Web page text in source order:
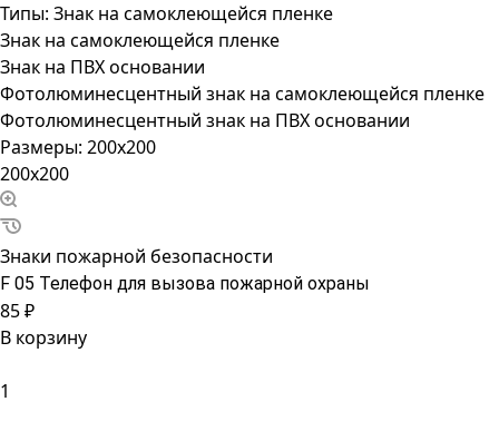
Типы: Знак на самоклеющейся пленке
Знак на самоклеющейся пленке
Знак на ПВХ основании
Фотолюминесцентный знак на самоклеющейся пленке
Фотолюминесцентный знак на ПВХ основании
Размеры: 200x200
200x200
Знаки пожарной безопасности
F 05 Телефон для вызова пожарной охраны
85 ₽
В корзину